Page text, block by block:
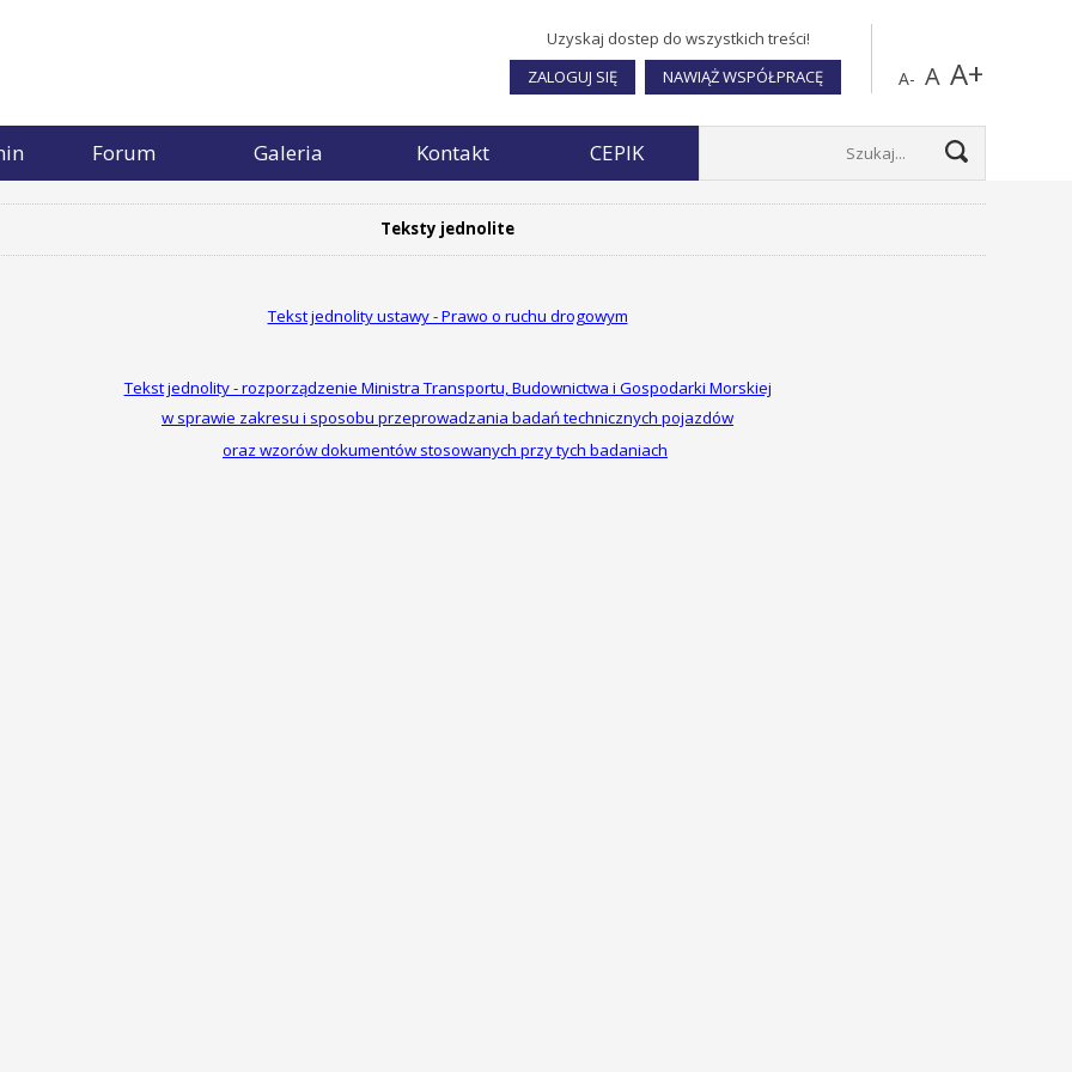
A- A A+
Uzyskaj dostep do wszystkich treści!
ZALOGUJ SIĘ
NAWIĄŻ WSPÓŁPRACĘ
Forum Galeria Kontakt CEPIK
Teksty jednolite
Tekst jednolity ustawy - Prawo o ruchu drogowym
Tekst jednolity - rozporządzenie Ministra Transportu, Budownictwa i Gospodarki Morskiej
w sprawie zakresu i sposobu przeprowadzania badań technicznych pojazdów
oraz wzorów dokumentów stosowanych przy tych badaniach